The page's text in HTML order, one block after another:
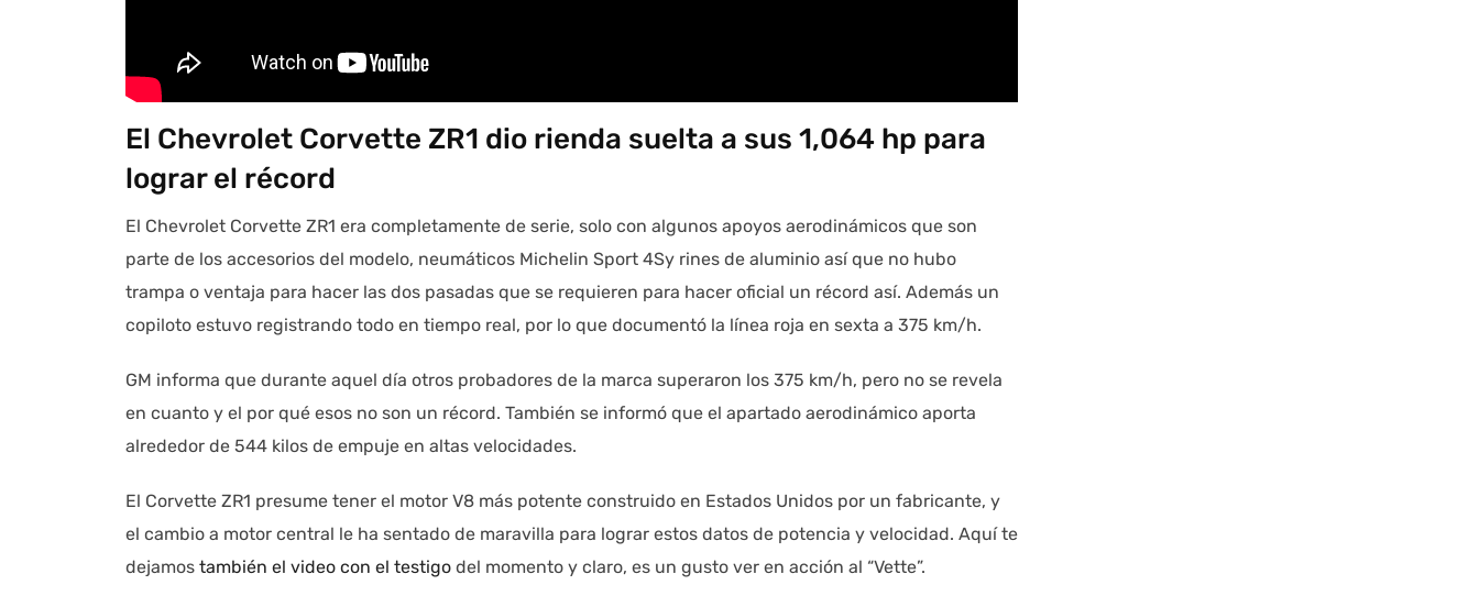
El Chevrolet Corvette ZR1 dio rienda suelta a sus 1,064 hp para
lograr el récord
El Chevrolet Corvette ZR1 era completamente de serie, solo con algunos apoyos aerodinámicos que son
parte de los accesorios del modelo, neumáticos Michelin Sport 4Sy rines de aluminio así que no hubo
trampa o ventaja para hacer las dos pasadas que se requieren para hacer oficial un récord así. Además un
copiloto estuvo registrando todo en tiempo real, por lo que documentó la línea roja en sexta a 375 km/h.
GM informa que durante aquel día otros probadores de la marca superaron los 375 km/h, pero no se revela
en cuanto y el por qué esos no son un récord. También se informó que el apartado aerodinámico aporta
alrededor de 544 kilos de empuje en altas velocidades.
El Corvette ZR1 presume tener el motor V8 más potente construido en Estados Unidos por un fabricante, y
el cambio a motor central le ha sentado de maravilla para lograr estos datos de potencia y velocidad. Aquí te
dejamos también el video con el testigo del momento y claro, es un gusto ver en acción al “Vette”.